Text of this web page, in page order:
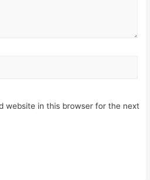
website in this browser for the next